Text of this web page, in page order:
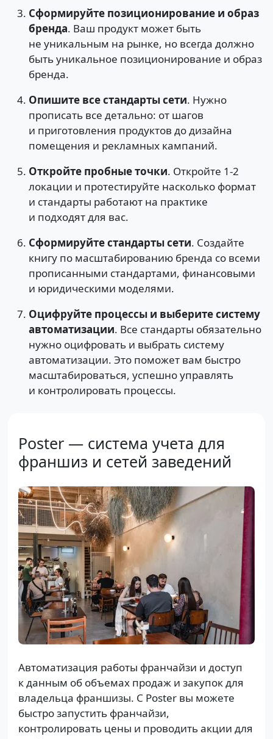
Сформируйте позиционирование и образ
бренда. Ваш продукт может быть
не уникальным на рынке, но всегда должно
быть уникальное позиционирование и образ
бренда.
Опишите все стандарты сети. Нужно
прописать все детально: от шагов
и приготовления продуктов до дизайна
помещения и рекламных кампаний.
Откройте пробные точки. Откройте 1-2
локации и протестируйте насколько формат
и стандарты работают на практике
и подходят для вас.
Сформируйте стандарты сети. Создайте
книгу по масштабированию бренда со всеми
прописанными стандартами, финансовыми
и юридическими моделями.
Оцифруйте процессы и выберите систему
автоматизации. Все стандарты обязательно
нужно оцифровать и выбрать систему
автоматизации. Это поможет вам быстро
масштабироваться, успешно управлять
и контролировать процессы.
Poster — система учета для
франшиз и сетей заведений
Автоматизация работы франчайзи и доступ
к данным об объемах продаж и закупок для
владельца франшизы. С Poster вы можете
быстро запустить франчайзи,
контролировать цены и проводить акции для